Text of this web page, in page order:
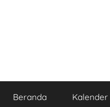
Beranda Kalender